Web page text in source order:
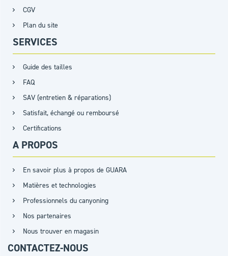
CGV
Plan du site
SERVICES
Guide des tailles
FAQ
SAV (entretien & réparations)
Satisfait, échangé ou remboursé
Certifications
A PROPOS
En savoir plus à propos de GUARA
Matières et technologies
Professionnels du canyoning
Nos partenaires
Nous trouver en magasin
CONTACTEZ-NOUS